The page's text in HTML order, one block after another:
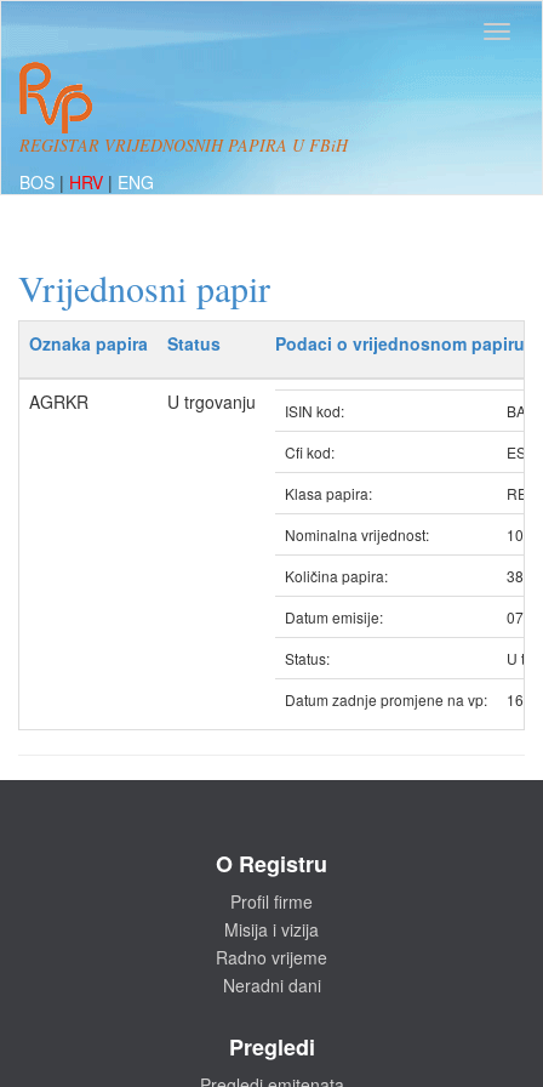
REGISTAR VRIJEDNOSNIH PAPIRA U FBiH
BOS | HRV | ENG
Vrijednosni papir
Oznaka papira Status Podaci o vrijednosnom papiru
AGRKR U trgovanju ISIN kod:
Cfi kod:
Klasa papira:
Nominalna vrijednost:
Količina papira:
Datum emisije:
Status:
U
Datum zadnje promjene na vp:
O Registru
Profil firme
Misija i vizija
Radno vrijeme
Neradni dani
Pregledi